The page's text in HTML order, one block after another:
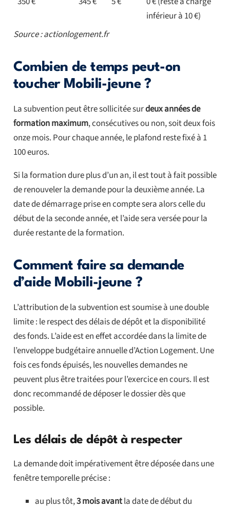
inférieur à 10 €)
Source : actionlogement.fr
Combien de temps peut-on
toucher Mobili-jeune ?
La subvention peut être sollicitée surdeux années de
formation maximum, consécutives ou non, soit deux fois
onze mois. Pour chaque année, le plafond reste fixé à 1
100 euros.
Si la formation dure plus d’un an, il est tout à fait possible
de renouveler la demande pour la deuxième année. La
date de démarrage prise en compte sera alors celle du
début de la seconde année, et l’aide sera versée pour la
durée restante de la formation.
Comment faire sa demande
d’aide Mobili-jeune ?
L’attribution de la subvention est soumise à une double
limite : le respect des délais de dépôt et la disponibilité
des fonds. L’aide est en effet accordée dans la limite de
l’enveloppe budgétaire annuelle d’Action Logement. Une
fois ces fonds épuisés, les nouvelles demandes ne
peuvent plus être traitées pour l’exercice en cours. Il est
donc recommandé de déposer le dossier dès que
possible.
Les délais de dépôt à respecter
La demande doit impérativement être déposée dans une
fenêtre temporelle précise :
au plus tôt,3 mois avantla date de début du